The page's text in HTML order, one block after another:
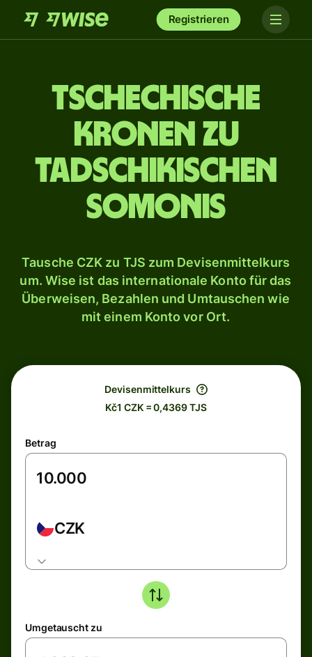
Registrieren
Tschechische
Kronen zu
tadschikischen
Somonis
Tausche CZK zu TJS zum Devisenmittelkurs
um. Wise ist das internationale Konto für das
Überweisen, Bezahlen und Umtauschen wie
mit einem Konto vor Ort.
Devisenmittelkurs
Kč1 CZK = 0,4369 TJS
Betrag
CZK
Umgetauscht zu